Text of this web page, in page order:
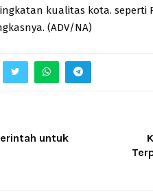
kualitas kota. seperti
(ADV/NA)
untuk